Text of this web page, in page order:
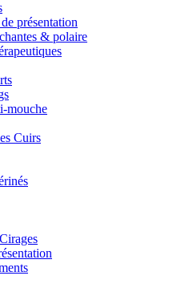
présentation
& polaire
mouche
Cuirs